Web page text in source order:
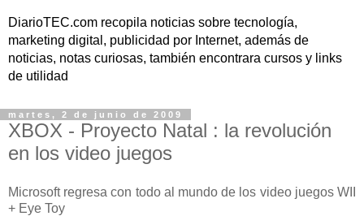
DiarioTEC.com recopila noticias sobre tecnología,
marketing digital, publicidad por Internet, además de
noticias, notas curiosas, también encontrara cursos y links
de utilidad
martes, 2 de junio de 2009
XBOX - Proyecto Natal : la revolución
en los video juegos
Microsoft regresa con todo al mundo de los video juegos WII
+ Eye Toy